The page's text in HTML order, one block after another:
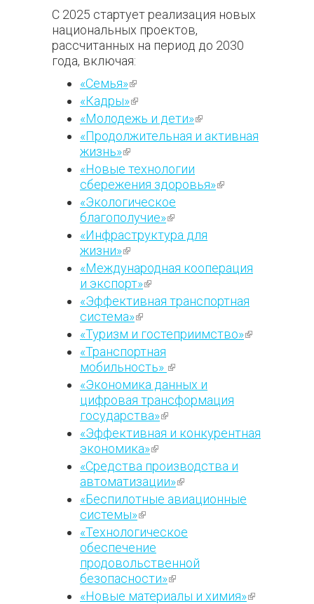
С 2025 стартует реализация новых
национальных проектов,
рассчитанных на период до 2030
года, включая:
«Семья»(внешняя ссылка)
«Кадры»(внешняя ссылка)
«Молодежь и дети»(внешняя
ссылка)
«Продолжительная и активная
жизнь»(внешняя ссылка)
«Новые технологии
сбережения здоровья»(внешняя
«Экологическое
благополучие»(внешняя
ссылка)
«Инфраструктура для
жизни»(внешняя ссылка)
«Международная кооперация
и экспорт»(внешняя ссылка)
«Эффективная транспортная
система»(внешняя ссылка)
«Туризм и гостеприимство»(внешняя
«Транспортная
мобильность» (внешняя
ссылка)
«Экономика данных и
цифровая трансформация
государства»(внешняя
ссылка)
«Эффективная и конкурентная
экономика»(внешняя ссылка)
«Средства производства и
автоматизации»(внешняя
ссылка)
«Беспилотные авиационные
системы»(внешняя ссылка)
«Технологическое
обеспечение
продовольственной
безопасности»(внешняя
ссылка)
«Новые материалы и химия»(внешняя